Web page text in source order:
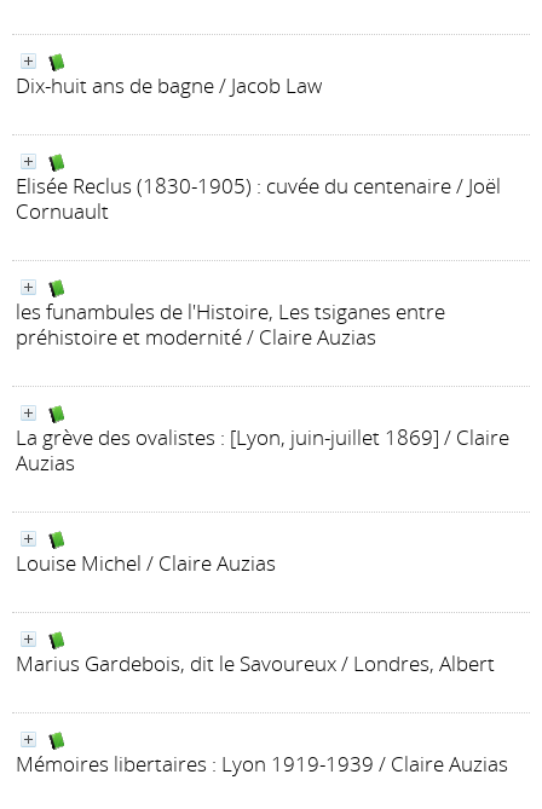
Dix-huit ans de bagne/ Jacob Law
Elisée Reclus (1830-1905) : cuvée du centenaire/ Joël
Cornuault
les funambules de l'Histoire, Les tsiganes entre
préhistoire et modernité/ Claire Auzias
La grève des ovalistes : [Lyon, juin-juillet 1869] / Claire
Auzias
Louise Michel / Claire Auzias
Marius Gardebois, dit le Savoureux/ Londres, Albert
Mémoires libertaires : Lyon 1919-1939 / Claire Auzias